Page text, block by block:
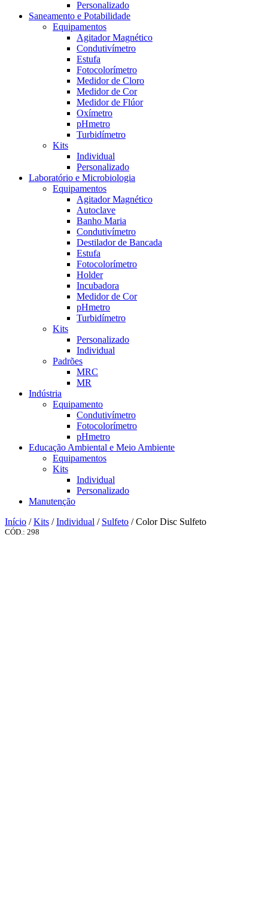
Personalizado
Saneamento e Potabilidade
Equipamentos
Agitador Magnético
Condutivímetro
Estufa
Fotocolorímetro
Medidor de Cloro
Medidor de Cor
Medidor de Flúor
Oxímetro
pHmetro
Turbidímetro
Kits
Individual
Personalizado
Laboratório e Microbiologia
Equipamentos
Agitador Magnético
Autoclave
Banho Maria
Condutivímetro
Destilador de Bancada
Estufa
Fotocolorímetro
Holder
Incubadora
Medidor de Cor
pHmetro
Turbidímetro
Kits
Personalizado
Individual
Padrões
MRC
MR
Indústria
Equipamento
Condutivímetro
Fotocolorímetro
pHmetro
Educação Ambiental e Meio Ambiente
Equipamentos
Kits
Individual
Personalizado
Manutenção
Início /Kits /Individual / Sulfeto / Color Disc Sulfeto
CÓD.: 298